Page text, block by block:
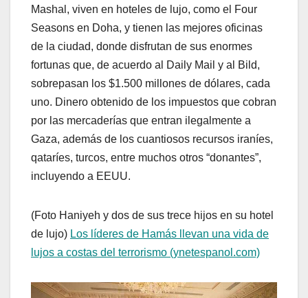
Mashal, viven en hoteles de lujo, como el Four
Seasons en Doha, y tienen las mejores oficinas
de la ciudad, donde disfrutan de sus enormes
fortunas que, de acuerdo al Daily Mail y al Bild,
sobrepasan los $1.500 millones de dólares, cada
uno. Dinero obtenido de los impuestos que cobran
por las mercaderías que entran ilegalmente a
Gaza, además de los cuantiosos recursos iraníes,
qataríes, turcos, entre muchos otros “donantes”,
incluyendo a EEUU.
(Foto Haniyeh y dos de sus trece hijos en su hotel
de lujo) Los líderes de Hamás llevan una vida de
lujos a costas del terrorismo (ynetespanol.com)